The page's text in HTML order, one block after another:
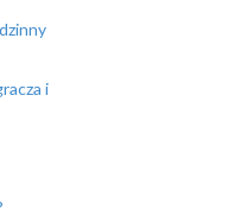
i